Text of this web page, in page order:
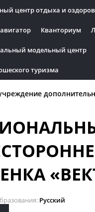
центр отдыха и
Кванториум
модельный центр
туризма
Русский